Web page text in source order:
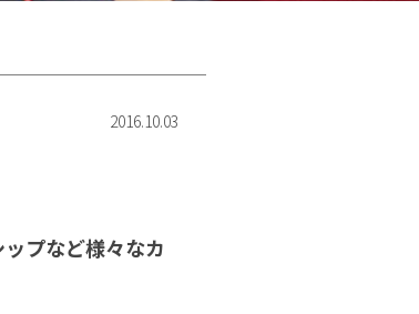
2016.10.03
プなど様々なカ